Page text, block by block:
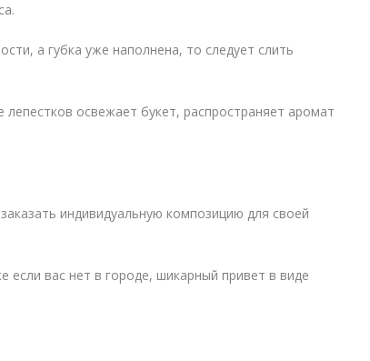
а губка уже наполнена, то следует слить
освежает букет, распространяет аромат
индивидуальную композицию для своей
вас нет в городе, шикарный привет в виде